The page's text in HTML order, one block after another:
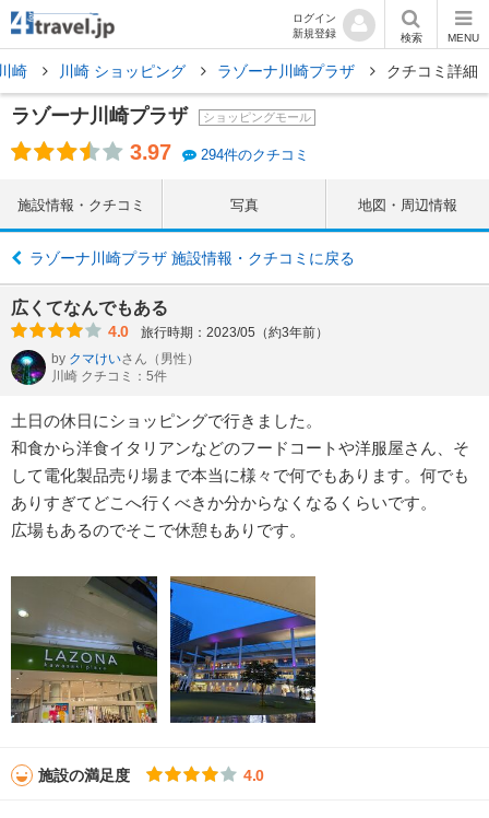
ログイン
新規登録
検索 MENU
崎 川崎 ショッピング ラゾーナ川崎プラザ クチコミ詳細
ラゾーナ川崎プラザ ショッピングモール
3.97 294件のクチコミ
施設情報・クチコミ 写真 地図・周辺情報
ラゾーナ川崎プラザ 施設情報・クチコミに戻る
広くてなんでもある
4.0
旅行時期：2023/05（約3年前）
by クマけいさん （男性）
川崎 クチコミ：5件
土日の休日にショッピングで行きました。
和食から洋食イタリアンなどのフードコートや洋服屋さん、そ
して電化製品売り場まで本当に様々で何でもあります。何でも
ありすぎてどこへ行くべきか分からなくなるくらいです。
広場もあるのでそこで休憩もありです。
施設の満足度 4.0